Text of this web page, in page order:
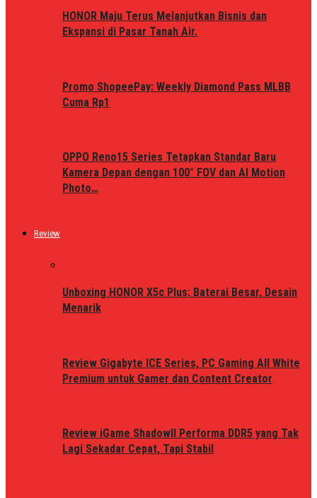
HONOR Maju Terus Melanjutkan Bisnis dan
Ekspansi di Pasar Tanah Air.
Promo ShopeePay: Weekly Diamond Pass MLBB
Cuma Rp1
OPPO Reno15 Series Tetapkan Standar Baru
Kamera Depan dengan 100° FOV dan AI Motion
Photo…
Review
Unboxing HONOR X5c Plus: Baterai Besar, Desain
Menarik
Review Gigabyte ICE Series, PC Gaming All White
Premium untuk Gamer dan Content Creator
Review iGame ShadowII Performa DDR5 yang Tak
Lagi Sekadar Cepat, Tapi Stabil